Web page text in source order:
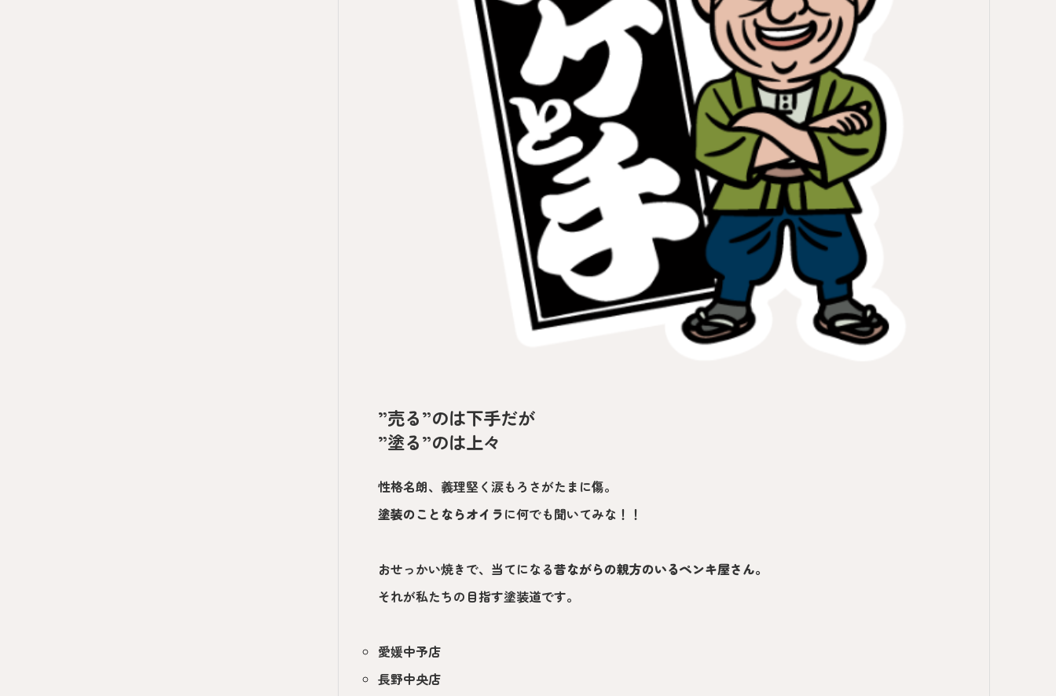
”売る”のは下手だが
”塗る”のは上々
性格名朗、義理堅く涙もろさがたまに傷。
塗装のことならオイラに何でも聞いてみな！！
おせっかい焼きで、当てになる昔ながらの親方のいるペンキ屋さん。
それが私たちの目指す塗装道です。
愛媛中予店
長野中央店